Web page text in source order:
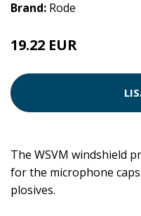
Brand: Rode
19.22 EUR
The WSVM windshield
for the microphone
plosives.